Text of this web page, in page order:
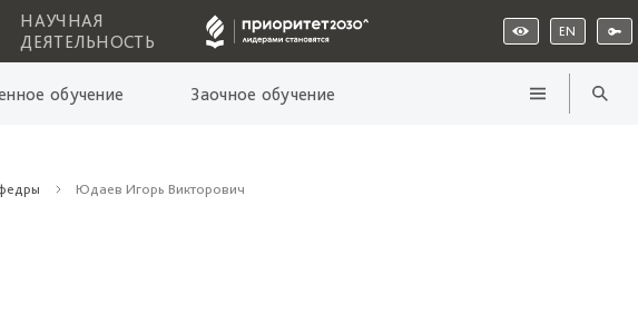
НАУЧНАЯ
ДЕЯТЕЛЬНОСТЬ
EN
обучение Заочное обучение
Юдаев Игорь Викторович